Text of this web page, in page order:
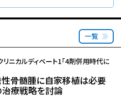
一覧
リニカルディベート1「4剤併用時代に
性骨髄腫に自家移植は必要
療戦略を討論